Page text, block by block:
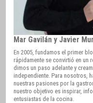
Mar Gavilán y Javier
En 2005, fundamos el primer
rápidamente se convirtió en un
dimos un paso adelante y
independiente. Para nosotros,
nuestras pasiones por la
nuestro objetivo es inspirar,
entusiastas de la cocina.